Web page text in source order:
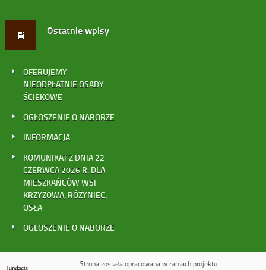
Ostatnie wpisy
OFERUJEMY
NIEODPŁATNIE OSADY
ŚCIEKOWE
OGŁOSZENIE O NABORZE
INFORMACJA
KOMUNIKAT Z DNIA 22
CZERWCA 2026 R. DLA
MIESZKAŃCÓW WSI
KRZYŻOWA, RÓŻYNIEC,
OSŁA
OGŁOSZENIE O NABORZE
Strona została opracowana w ramach projektu